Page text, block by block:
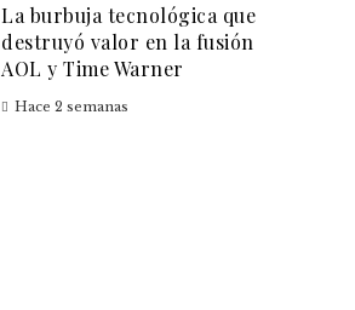
La burbuja tecnológica que
destruyó valor en la fusión
AOL y Time Warner
Hace 2 semanas